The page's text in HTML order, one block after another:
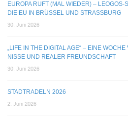
EUROPA RUFT (MAL WIE­DER) –
DIE EU IN BRÜS­SEL UND STRASSBURG
30. Juni 2026
„LIFE IN THE DIGI­TAL AGE“ – EINE
NISSE UND REA­LER FREUNDSCHAFT
30. Juni 2026
STADT­RA­DELN 2026
2. Juni 2026